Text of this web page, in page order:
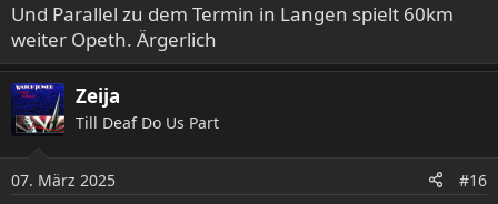
Und Parallel zu dem Termin in Langen spielt 60km
weiter Opeth. Ärgerlich
Zeija
Till Deaf Do Us Part
07. März 2025 #16